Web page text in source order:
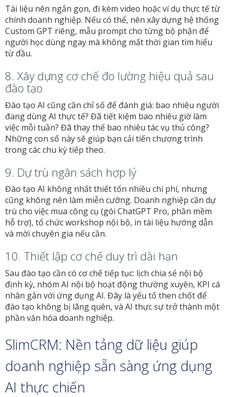
Tài liệu nên ngắn gọn, đi kèm video hoặc ví dụ thực tế từ
chính doanh nghiệp. Nếu có thể, nên xây dựng hệ thống
Custom GPT riêng, mẫu prompt cho từng bộ phận để
người học dùng ngay mà không mất thời gian tìm hiểu
từ đầu.
8. Xây dựng cơ chế đo lường hiệu quả sau
đào tạo
Đào tạo AI cũng cần chỉ số để đánh giá: bao nhiêu người
đang dùng AI thực tế? Đã tiết kiệm bao nhiêu giờ làm
việc mỗi tuần? Đã thay thế bao nhiêu tác vụ thủ công?
Những con số này sẽ giúp bạn cải tiến chương trình
trong các chu kỳ tiếp theo.
9. Dự trù ngân sách hợp lý
Đào tạo AI không nhất thiết tốn nhiều chi phí, nhưng
cũng không nên làm miễn cưỡng. Doanh nghiệp cần dự
trù cho việc mua công cụ (gói ChatGPT Pro, phần mềm
hỗ trợ), tổ chức workshop nội bộ, in tài liệu hướng dẫn
và mời chuyên gia nếu cần.
10. Thiết lập cơ chế duy trì dài hạn
Sau đào tạo cần có cơ chế tiếp tục: lịch chia sẻ nội bộ
định kỳ, nhóm AI nội bộ hoạt động thường xuyên, KPI cá
nhân gắn với ứng dụng AI. Đây là yếu tố then chốt để
đào tạo không bị lãng quên, và AI thực sự trở thành một
phần văn hóa doanh nghiệp.
SlimCRM: Nền tảng dữ liệu giúp
doanh nghiệp sẵn sàng ứng dụng
AI thực chiến